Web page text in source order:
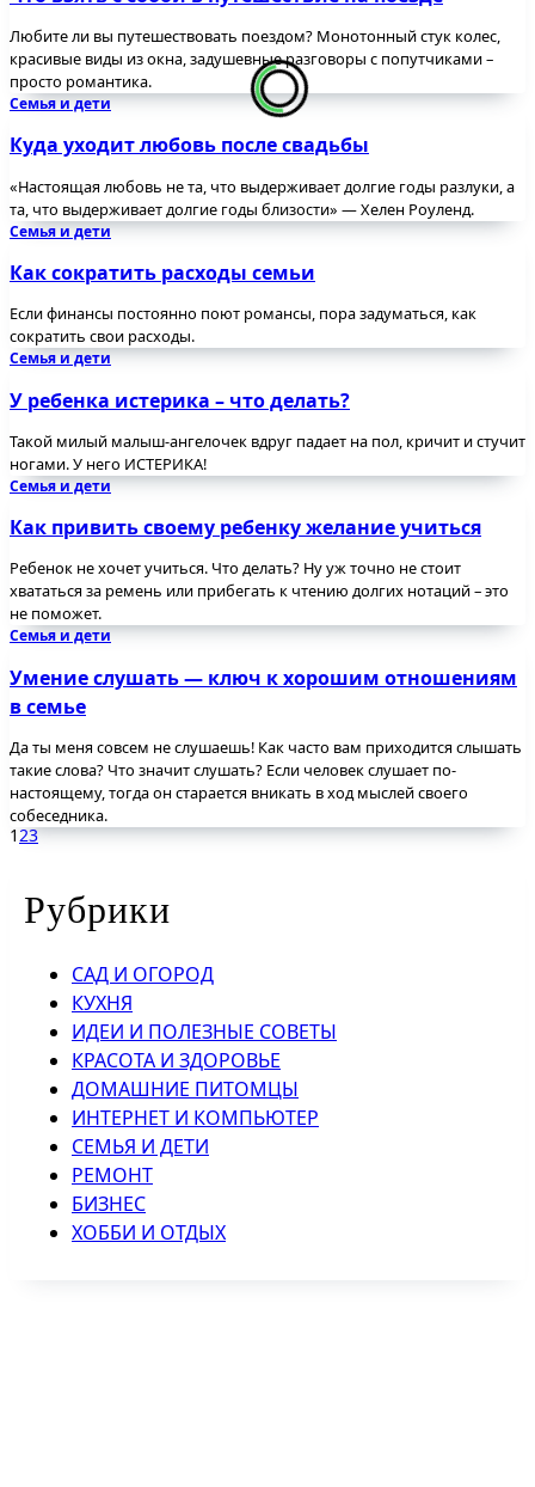
Любите ли вы путешествовать поездом? Монотонный стук колес,
красивые виды из окна, задушевные разговоры с попутчиками –
просто романтика.
Семья и дети
Куда уходит любовь после свадьбы
«Настоящая любовь не та, что выдерживает долгие годы разлуки, а
та, что выдерживает долгие годы близости» — Хелен Роуленд.
Семья и дети
Как сократить расходы семьи
Если финансы постоянно поют романсы, пора задуматься, как
сократить свои расходы.
Семья и дети
У ребенка истерика – что делать?
Такой милый малыш-ангелочек вдруг падает на пол, кричит и стучит
ногами. У него ИСТЕРИКА!
Семья и дети
Как привить своему ребенку желание учиться
Ребенок не хочет учиться. Что делать? Ну уж точно не стоит
хвататься за ремень или прибегать к чтению долгих нотаций – это
не поможет.
Семья и дети
Умение слушать — ключ к хорошим отношениям
в семье
Да ты меня совсем не слушаешь! Как часто вам приходится слышать
такие слова? Что значит слушать? Если человек слушает по-
настоящему, тогда он старается вникать в ход мыслей своего
собеседника.
123
Рубрики
САД И ОГОРОД
КУХНЯ
ИДЕИ И ПОЛЕЗНЫЕ СОВЕТЫ
КРАСОТА И ЗДОРОВЬЕ
ДОМАШНИЕ ПИТОМЦЫ
ИНТЕРНЕТ И КОМПЬЮТЕР
СЕМЬЯ И ДЕТИ
РЕМОНТ
БИЗНЕС
ХОББИ И ОТДЫХ